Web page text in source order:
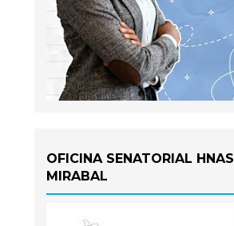
OFICINA SENATORIAL HNAS
MIRABAL